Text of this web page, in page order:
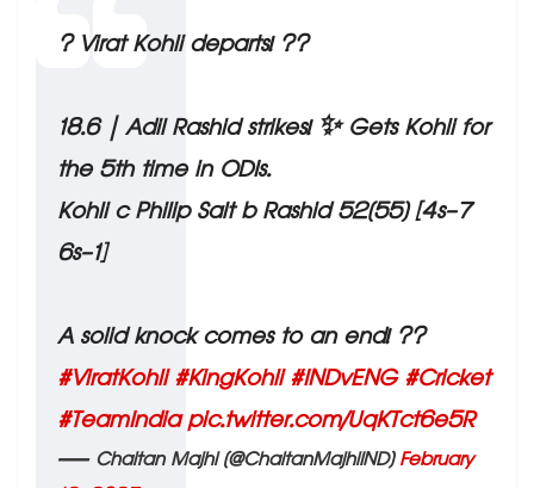
? Virat Kohli departs! ??
18.6 | Adil Rashid strikes! ✨ Gets Kohli for
the 5th time in ODIs.
Kohli c Philip Salt b Rashid 52(55) [4s-7
6s-1]
A solid knock comes to an end! ??
#ViratKohli#KingKohli#INDvENG#Cricket
#TeamIndiapic.twitter.com/UqKTct6e5R
— Chaitan Majhi (@ChaitanMajhiIND)February